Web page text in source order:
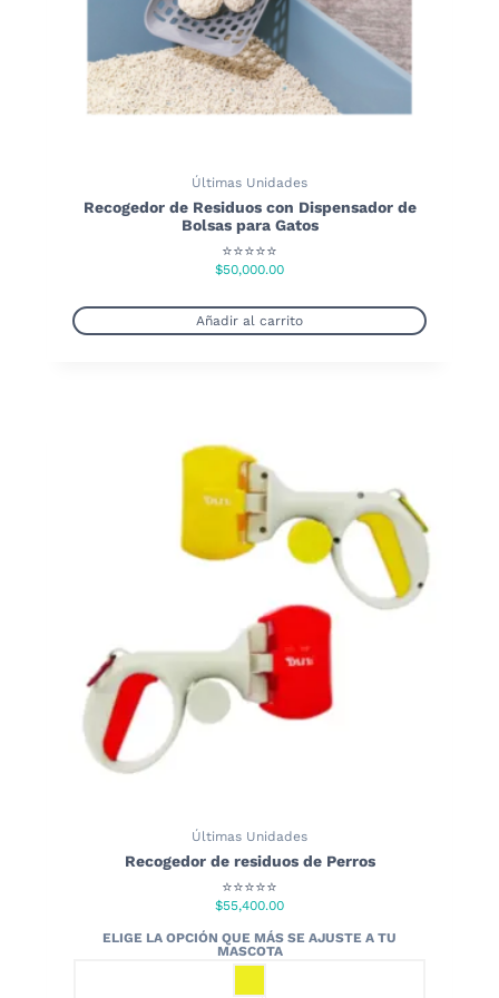
producto
Últimas Unidades
Recogedor de Residuos con Dispensador de
Bolsas para Gatos
⭐⭐⭐⭐⭐
$50,000.00
Añadir al carrito
Últimas Unidades
Recogedor de residuos de Perros
⭐⭐⭐⭐⭐
$55,400.00